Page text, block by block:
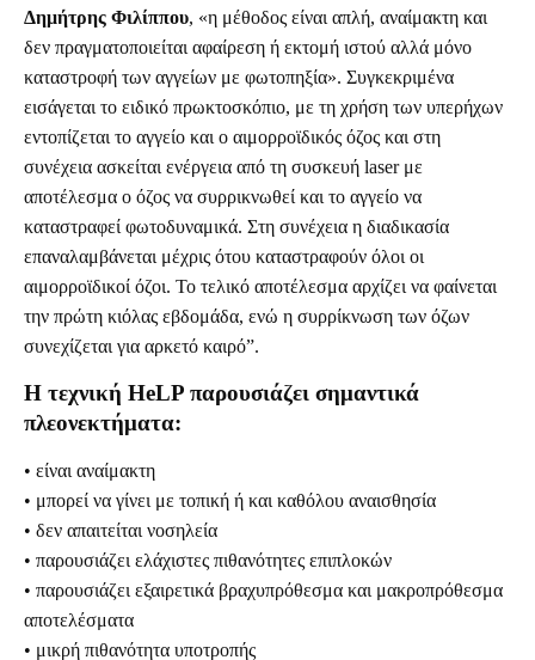
Δημήτρης Φιλίππου, «η μέθοδος είναι απλή, αναίμακτη και
δεν πραγματοποιείται αφαίρεση ή εκτομή ιστού αλλά μόνο
καταστροφή των αγγείων με φωτοπηξία». Συγκεκριμένα
εισάγεται το ειδικό πρωκτοσκόπιο, με τη χρήση των υπερήχων
εντοπίζεται το αγγείο και ο αιμορροϊδικός όζος και στη
συνέχεια ασκείται ενέργεια από τη συσκευή laser με
αποτέλεσμα ο όζος να συρρικνωθεί και το αγγείο να
καταστραφεί φωτοδυναμικά. Στη συνέχεια η διαδικασία
επαναλαμβάνεται μέχρις ότου καταστραφούν όλοι οι
αιμορροϊδικοί όζοι. Το τελικό αποτέλεσμα αρχίζει να φαίνεται
την πρώτη κιόλας εβδομάδα, ενώ η συρρίκνωση των όζων
συνεχίζεται για αρκετό καιρό”.
Η τεχνική HeLP παρουσιάζει σημαντικά
πλεονεκτήματα:
• είναι αναίμακτη
• μπορεί να γίνει με τοπική ή και καθόλου αναισθησία
• δεν απαιτείται νοσηλεία
• παρουσιάζει ελάχιστες πιθανότητες επιπλοκών
• παρουσιάζει εξαιρετικά βραχυπρόθεσμα και μακροπρόθεσμα
αποτελέσματα
• μικρή πιθανότητα υποτροπής